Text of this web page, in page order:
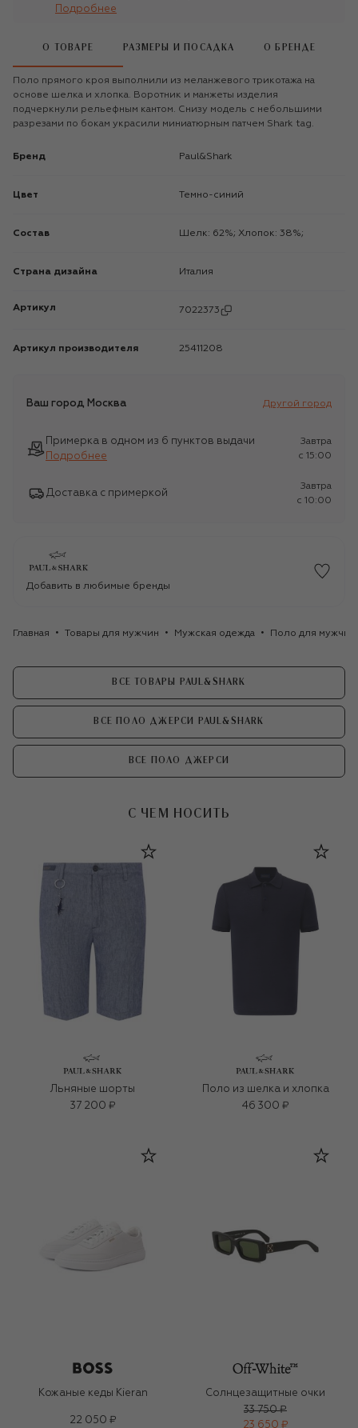
Подробнее
О ТОВАРЕ РАЗМЕРЫ И ПОСАДКА О БРЕНДЕ
Поло прямого кроя выполнили из меланжевого трикотажа на
основе шелка и хлопка. Воротник и манжеты изделия
подчеркнули рельефным кантом. Снизу модель с небольшими
разрезами по бокам украсили миниатюрным патчем Shark tag.
Бренд Paul&Shark
Цвет Темно-синий
Состав Шелк: 62%; Хлопок: 38%;
Страна дизайна Италия
Артикул 7022373
Артикул производителя 25411208
Ваш город Москва Другой город
Примерка в одном из 6 пунктов выдачи
Подробнее
Завтра
c 15:00
Доставка с примеркой
Завтра
c 10:00
Добавить в любимые бренды
Главная Товары для мужчин Мужская одежда Поло для мужчин
ВСЕ ТОВАРЫ PAUL&SHARK
ВСЕ ПОЛО ДЖЕРСИ PAUL&SHARK
ВСЕ ПОЛО ДЖЕРСИ
С ЧЕМ НОСИТЬ
Льняные шорты
37 200 ₽
Поло из шелка и хлопка
46 300 ₽
Кожаные кеды Kieran
22 050 ₽
Солнцезащитные очки
33 750 ₽
23 650 ₽